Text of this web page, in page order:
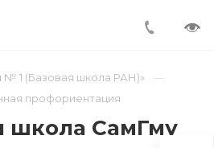
№ 1 (Базовая школа РАН)»
профориентация
школа СамГму